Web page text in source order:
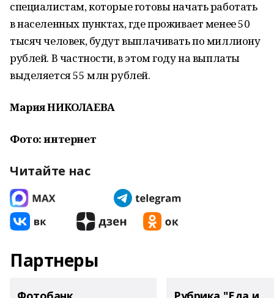
специалистам, которые готовы начать работать
в населенных пунктах, где проживает менее 50
тысяч человек, будут выплачивать по миллиону
рублей. В частности, в этом году на выплаты
выделяется 55 млн рублей.
Мария НИКОЛАЕВА
Фото: интернет
Читайте нас
Партнеры